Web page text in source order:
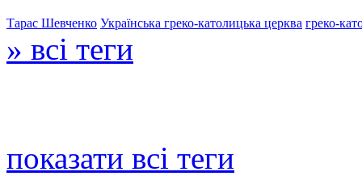
Тарас Шевченко Українська греко-католицька церква греко-
» всі теги
показати всі теги